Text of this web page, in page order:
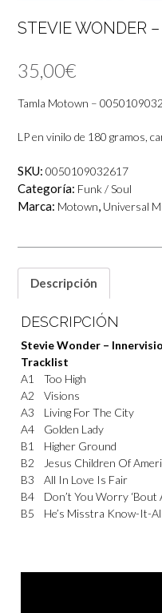
STEVIE WONDER
35,00€
Tamla Motown –
LP en vinilo de 180 gramos,
SKU: 0050109032617
Categoría: Funk / Soul
Marca: Motown, Universal
Descripción
DESCRIPCIÓN
Stevie Wonder –
Tracklist
A1
Too High
A2
Visions
A3
Living For The City
A4
Golden Lady
B1
Higher Ground
B2
Jesus Children Of
B3
All In Love Is Fair
B4
Don’t You Worry ‘Bout
B5
He’s Misstra Know-It-All